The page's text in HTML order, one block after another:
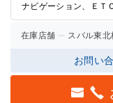
ナビゲーション、ＥＴ
在庫店舗 スバル東
お問い